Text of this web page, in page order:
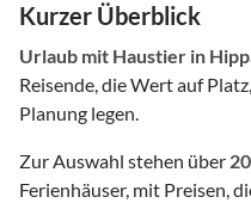
Kurzer Überblick
Urlaub mit Haustier in
Reisende, die Wert auf
Planung legen.
Zur Auswahl stehen über 20
Ferienhäuser, mit Preisen,